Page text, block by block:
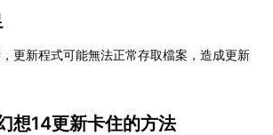
更新程式可能無法正常存取檔案，造成更新
想14更新卡住的方法